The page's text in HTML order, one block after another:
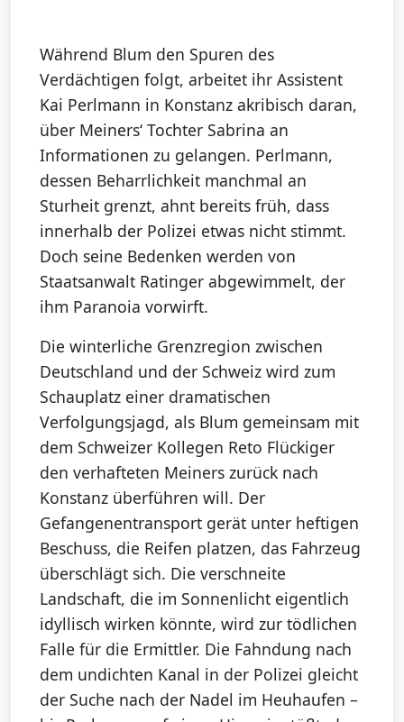
Während Blum den Spuren des
Verdächtigen folgt, arbeitet ihr Assistent
Kai Perlmann in Konstanz akribisch daran,
über Meiners‘ Tochter Sabrina an
Informationen zu gelangen. Perlmann,
dessen Beharrlichkeit manchmal an
Sturheit grenzt, ahnt bereits früh, dass
innerhalb der Polizei etwas nicht stimmt.
Doch seine Bedenken werden von
Staatsanwalt Ratinger abgewimmelt, der
ihm Paranoia vorwirft.
Die winterliche Grenzregion zwischen
Deutschland und der Schweiz wird zum
Schauplatz einer dramatischen
Verfolgungsjagd, als Blum gemeinsam mit
dem Schweizer Kollegen Reto Flückiger
den verhafteten Meiners zurück nach
Konstanz überführen will. Der
Gefangenentransport gerät unter heftigen
Beschuss, die Reifen platzen, das Fahrzeug
überschlägt sich. Die verschneite
Landschaft, die im Sonnenlicht eigentlich
idyllisch wirken könnte, wird zur tödlichen
Falle für die Ermittler. Die Fahndung nach
dem undichten Kanal in der Polizei gleicht
der Suche nach der Nadel im Heuhaufen –